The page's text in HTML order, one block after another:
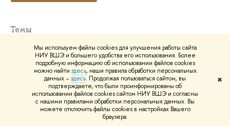
Мы используем файлы cookies для улучшения работы сайта
НИУ ВШЭ и большего удобства его использования. Более
подробную информацию об использовании файлов cookies
можно найти здесь, наши правила обработки персональных
данных –здесь. Продолжая пользоваться сайтом, вы
подтверждаете, что были проинформированы об
использовании файлов cookies сайтом НИУ ВШЭ и согласны
с нашими правилами обработки персональных данных. Вы
можете отключить файлы cookies в настройках Вашего
браузера.
✖
Темы
Университет, открытый городу
идеи и опыт
не учеба
студенты репортаж о событии